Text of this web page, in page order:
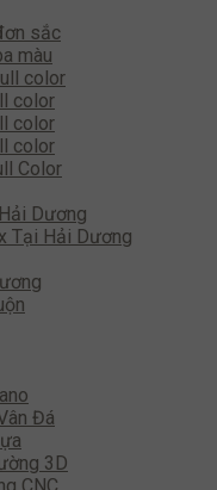
sắc
màu
color
color
color
color
Color
Dương
Tại Hải Dương
Đá
3D